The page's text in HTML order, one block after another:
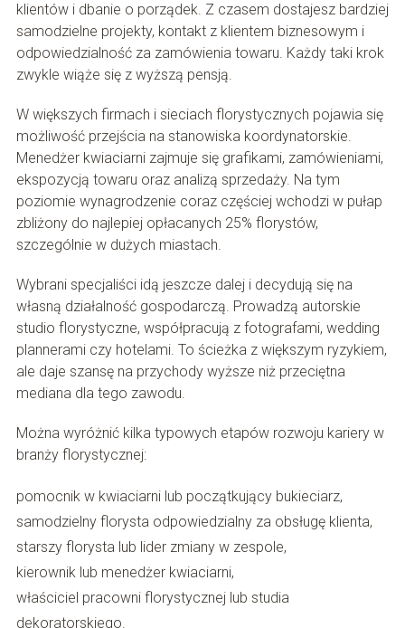
klientów i dbanie o porządek. Z czasem dostajesz bardziej
samodzielne projekty, kontakt z klientem biznesowym i
odpowiedzialność za zamówienia towaru. Każdy taki krok
zwykle wiąże się z wyższą pensją.
W większych firmach i sieciach florystycznych pojawia się
możliwość przejścia na stanowiska koordynatorskie.
Menedżer kwiaciarni zajmuje się grafikami, zamówieniami,
ekspozycją towaru oraz analizą sprzedaży. Na tym
poziomie wynagrodzenie coraz częściej wchodzi w pułap
zbliżony do najlepiej opłacanych 25% florystów,
szczególnie w dużych miastach.
Wybrani specjaliści idą jeszcze dalej i decydują się na
własną działalność gospodarczą. Prowadzą autorskie
studio florystyczne, współpracują z fotografami, wedding
plannerami czy hotelami. To ścieżka z większym ryzykiem,
ale daje szansę na przychody wyższe niż przeciętna
mediana dla tego zawodu.
Można wyróżnić kilka typowych etapów rozwoju kariery w
branży florystycznej:
pomocnik w kwiaciarni lub początkujący bukieciarz,
samodzielny florysta odpowiedzialny za obsługę klienta,
starszy florysta lub lider zmiany w zespole,
kierownik lub menedżer kwiaciarni,
właściciel pracowni florystycznej lub studia
dekoratorskiego.